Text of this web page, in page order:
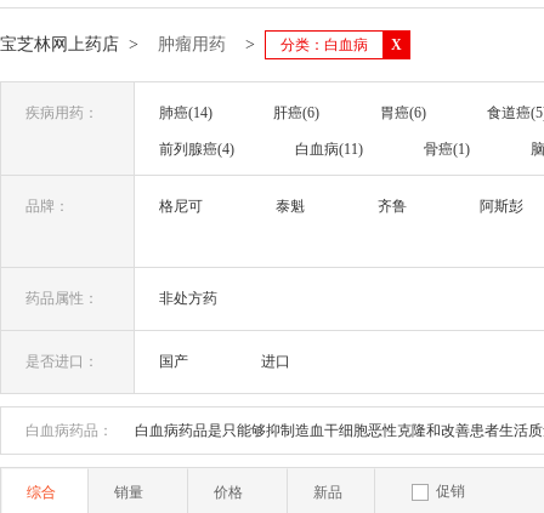
宝芝林网上药店 > 肿瘤用药 > 分类：白血病 X
疾病用药： 肺癌(14) 肝癌(6) 胃癌(6) 食道癌
前列腺癌(4) 白血病(11) 骨癌(1)
品牌：
格尼可 泰魁 齐鲁 阿斯彭
药品属性： 非处方药
是否进口： 国产 进口
白血病药品： 白血病药品是只能够抑制造血干细胞恶性克隆和改善患者生活
综合 销量 价格 新品 促销